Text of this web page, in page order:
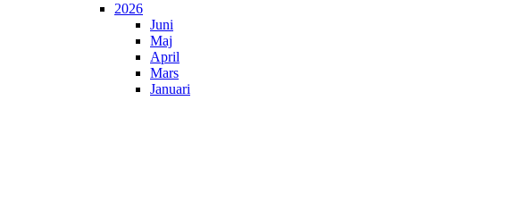
2026
Juni
Maj
April
Mars
Januari